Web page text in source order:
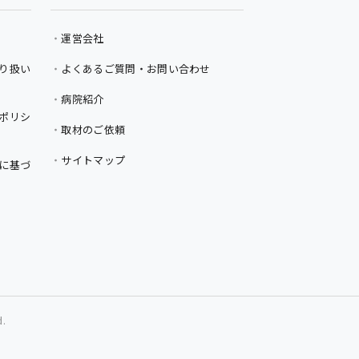
扱い
リシ
基づ
運営会社
よくあるご質問・お問い合わせ
病院紹介
取材のご依頼
サイトマップ